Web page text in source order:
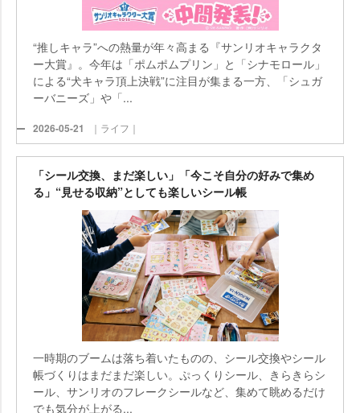
“推しキャラ”への熱量が年々高まる『サンリオキャラクタ
ー大賞』。今年は「ポムポムプリン」と「シナモロール」
による“犬キャラ頂上決戦”に注目が集まる一方、「シュガ
ーバニーズ」や「...
2026-05-21 ｜ライフ｜
「シール交換、まだ楽しい」「今こそ自分の好みで集め
る」“見せる収納”としても楽しいシール帳
一時期のブームは落ち着いたものの、シール交換やシール
帳づくりはまだまだ楽しい。ぷっくりシール、きらきらシ
ール、サンリオのフレークシールなど、集めて眺めるだけ
でも気分が上がる...